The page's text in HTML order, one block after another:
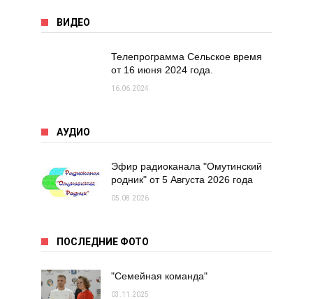
ВИДЕО
Телепрограмма Сельское время
от 16 июня 2024 года.
16.06.2024
АУДИО
Эфир радиоканала "Омутинский
родник" от 5 Августа 2026 года
05.08.2026
ПОСЛЕДНИЕ ФОТО
"Семейная команда"
03.11.2025